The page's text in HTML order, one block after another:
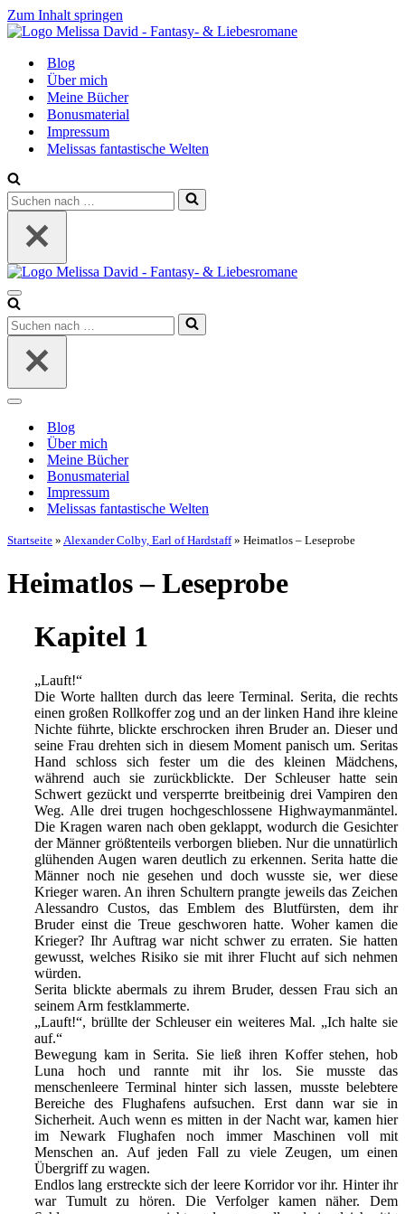
Zum Inhalt springen
Blog
Über mich
Meine Bücher
Bonusmaterial
Impressum
Melissas fantastische Welten
Suchen
nach …
Navigationsmenü
Suchen
nach …
Navigationsmenü
Blog
Über mich
Meine Bücher
Bonusmaterial
Impressum
Melissas fantastische Welten
Startseite » Alexander Colby, Earl of Hardstaff» Heimatlos – Leseprobe
Heimatlos – Leseprobe
Kapitel 1
„Lauft!“
Die Worte hallten durch das leere Terminal. Serita, die rechts
einen großen Rollkoffer zog und an der linken Hand ihre kleine
Nichte führte, blickte erschrocken ihren Bruder an. Dieser und
seine Frau drehten sich in diesem Moment panisch um. Seritas
Hand schloss sich fester um die des kleinen Mädchens,
während auch sie zurückblickte. Der Schleuser hatte sein
Schwert gezückt und versperrte breitbeinig drei Vampiren den
Weg. Alle drei trugen hochgeschlossene Highwaymanmäntel.
Die Kragen waren nach oben geklappt, wodurch die Gesichter
der Männer größtenteils verborgen blieben. Nur die unnatürlich
glühenden Augen waren deutlich zu erkennen. Serita hatte die
Männer noch nie gesehen und doch wusste sie, wer diese
Krieger waren. An ihren Schultern prangte jeweils das Zeichen
Alessandro Custos, das Emblem des Blutfürsten, dem ihr
Bruder einst die Treue geschworen hatte. Woher kamen die
Krieger? Ihr Auftrag war nicht schwer zu erraten. Sie hatten
gewusst, welches Risiko sie mit ihrer Flucht auf sich nehmen
würden.
Serita blickte abermals zu ihrem Bruder, dessen Frau sich an
seinem Arm festklammerte.
„Lauft!“, brüllte der Schleuser ein weiteres Mal. „Ich halte sie
auf.“
Bewegung kam in Serita. Sie ließ ihren Koffer stehen, hob
Luna hoch und rannte mit ihr los. Sie musste das
menschenleere Terminal hinter sich lassen, musste belebtere
Bereiche des Flughafens aufsuchen. Erst dann war sie in
Sicherheit. Auch wenn es mitten in der Nacht war, kamen hier
im Newark Flughafen noch immer Maschinen voll mit
Menschen an. Auf jeden Fall zu viele Zeugen, um einen
Übergriff zu wagen.
Endlos lang erstreckte sich der leere Korridor vor ihr. Hinter ihr
war Tumult zu hören. Die Verfolger kamen näher. Dem